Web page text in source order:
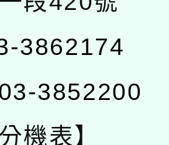
3862174
3852200
機表】